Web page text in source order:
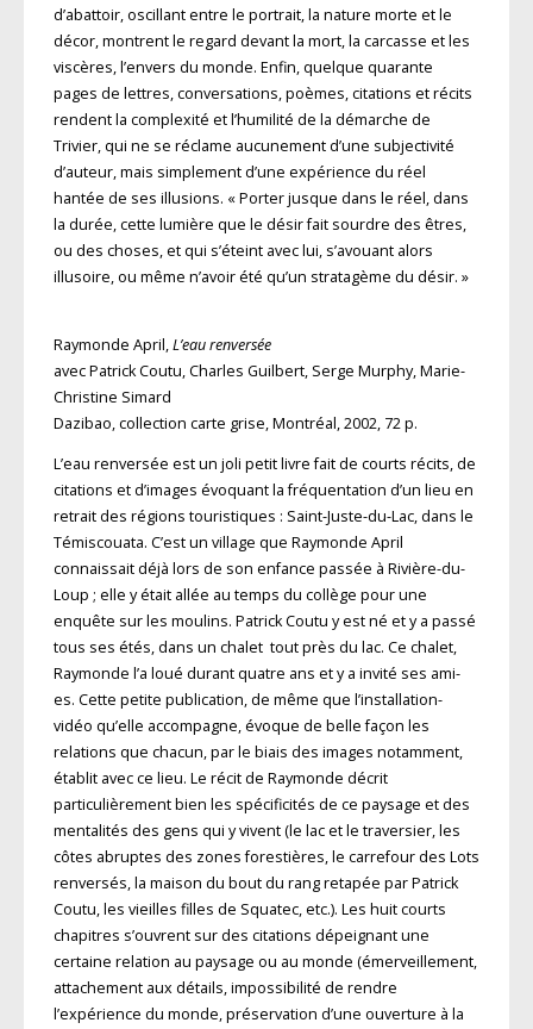
d’abattoir, oscillant entre le portrait, la nature morte et le
décor, montrent le regard devant la mort, la carcasse et les
viscères, l’envers du monde. Enfin, quelque quarante
pages de lettres, conversations, poèmes, citations et récits
rendent la complexité et l’humilité de la démarche de
Trivier, qui ne se réclame aucunement d’une subjectivité
d’auteur, mais simplement d’une expérience du réel
hantée de ses illusions. « Porter jusque dans le réel, dans
la durée, cette lumière que le désir fait sourdre des êtres,
ou des choses, et qui s’éteint avec lui, s’avouant alors
illusoire, ou même n’avoir été qu’un stratagème du désir. »
Raymonde April,L’eau renversée
avec Patrick Coutu, Charles Guilbert, Serge Murphy, Marie-
Christine Simard
Dazibao, collection carte grise, Montréal, 2002, 72 p.
L’eau renversée est un joli petit livre fait de courts récits, de
citations et d’images évoquant la fréquentation d’un lieu en
retrait des régions touristiques : Saint-Juste-du-Lac, dans le
Témiscouata. C’est un village que Raymonde April
connaissait déjà lors de son enfance passée à Rivière-du-
Loup ; elle y était allée au temps du collège pour une
enquête sur les moulins. Patrick Coutu y est né et y a passé
tous ses étés, dans un chalet tout près du lac. Ce chalet,
Raymonde l’a loué durant quatre ans et y a invité ses ami-
es. Cette petite publication, de même que l’installation-
vidéo qu’elle accompagne, évoque de belle façon les
relations que chacun, par le biais des images notamment,
établit avec ce lieu. Le récit de Raymonde décrit
particulièrement bien les spécificités de ce paysage et des
mentalités des gens qui y vivent (le lac et le traversier, les
côtes abruptes des zones forestières, le carrefour des Lots
renversés, la maison du bout du rang retapée par Patrick
Coutu, les vieilles filles de Squatec, etc.). Les huit courts
chapitres s’ouvrent sur des citations dépeignant une
certaine relation au paysage ou au monde (émerveillement,
attachement aux détails, impossibilité de rendre
l’expérience du monde, préservation d’une ouverture à la